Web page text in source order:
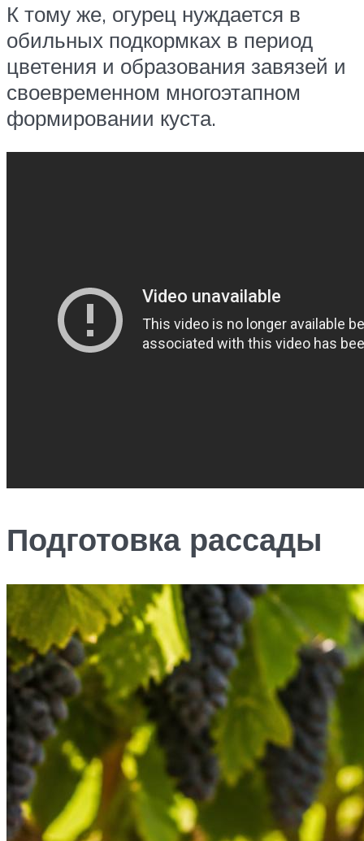
К тому же, огурец нуждается в
обильных подкормках в период
цветения и образования завязей и
своевременном многоэтапном
формировании куста.
Подготовка рассады